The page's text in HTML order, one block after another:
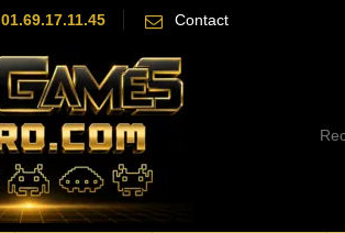
01.69.17.11.45 Contact